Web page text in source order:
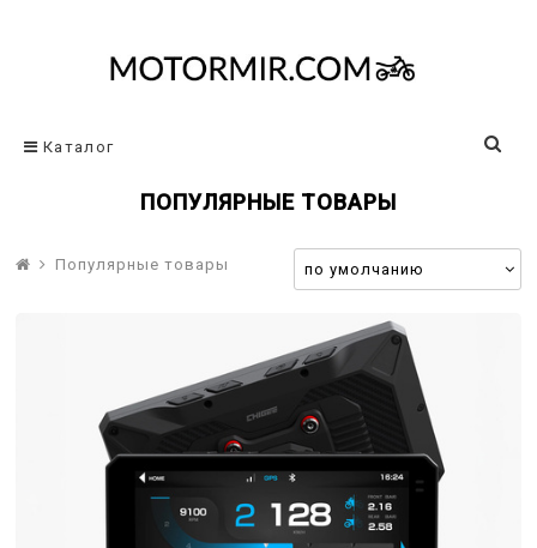
Каталог
ПОПУЛЯРНЫЕ ТОВАРЫ
Популярные товары